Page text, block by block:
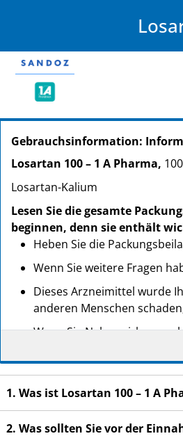
PZN: 05369098
PPN: 110536909865
NTIN: 04150053690980
PPN: 110536910659
NTIN: 04150053691062
PZN: 05369112
PPN: 110536911225
NTIN: 04150053691123
Gebrauchsinformation:
Losartan 100 – 1 A Pharma,
Losartan-Kalium
Lesen Sie die gesamte
beginnen, denn sie enthält
Heben Sie die
Wenn Sie weitere Fragen
Dieses Arzneimittel wurde
anderen Menschen
Wenn Sie Nebenwirkungen
Nebenwirkungen, die nicht
1. Was ist Losartan 100 – 1 A
2. Was sollten Sie vor der